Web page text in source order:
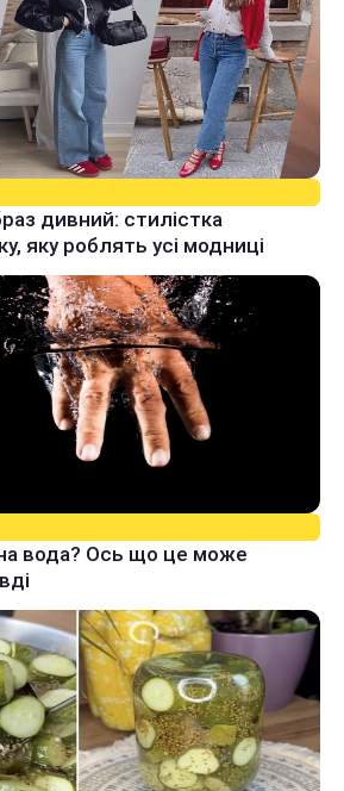
дивний: стилістка
яку роблять усі модниці
вода? Ось що це може